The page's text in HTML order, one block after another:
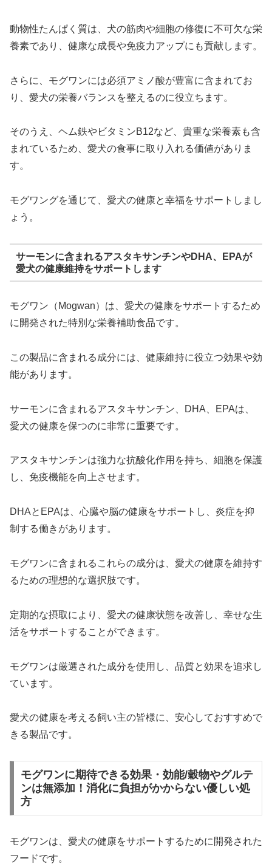
動物性たんぱく質は、犬の筋肉や細胞の修復に不可欠な栄
養素であり、健康な成長や免疫力アップにも貢献します。
さらに、モグワンには必須アミノ酸が豊富に含まれてお
り、愛犬の栄養バランスを整えるのに役立ちます。
そのうえ、ヘム鉄やビタミンB12など、貴重な栄養素も含
まれているため、愛犬の食事に取り入れる価値がありま
す。
モグワングを通じて、愛犬の健康と幸福をサポートしまし
ょう。
サーモンに含まれるアスタキサンチンやDHA、EPAが
愛犬の健康維持をサポートします
モグワン（Mogwan）は、愛犬の健康をサポートするため
に開発された特別な栄養補助食品です。
この製品に含まれる成分には、健康維持に役立つ効果や効
能があります。
サーモンに含まれるアスタキサンチン、DHA、EPAは、
愛犬の健康を保つのに非常に重要です。
アスタキサンチンは強力な抗酸化作用を持ち、細胞を保護
し、免疫機能を向上させます。
DHAとEPAは、心臓や脳の健康をサポートし、炎症を抑
制する働きがあります。
モグワンに含まれるこれらの成分は、愛犬の健康を維持す
るための理想的な選択肢です。
定期的な摂取により、愛犬の健康状態を改善し、幸せな生
活をサポートすることができます。
モグワンは厳選された成分を使用し、品質と効果を追求し
ています。
愛犬の健康を考える飼い主の皆様に、安心しておすすめで
きる製品です。
モグワンに期待できる効果・効能/穀物やグルテ
ンは無添加！消化に負担がかからない優しい処
方
モグワンは、愛犬の健康をサポートするために開発された
フードです。